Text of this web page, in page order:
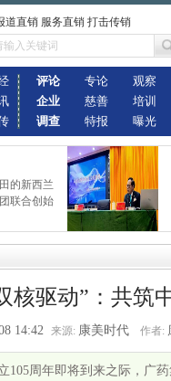
道直销 服务直销 打击传销
评论
企业
调查
专论
慈善
特报
观察
培训
曝光
的新西兰
联合创始
核驱动”：共筑
14:42 来源: 康美时代 作者:
105周年即将到来之际，广